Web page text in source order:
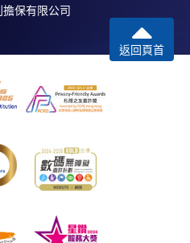
保有限公司
返回頁首